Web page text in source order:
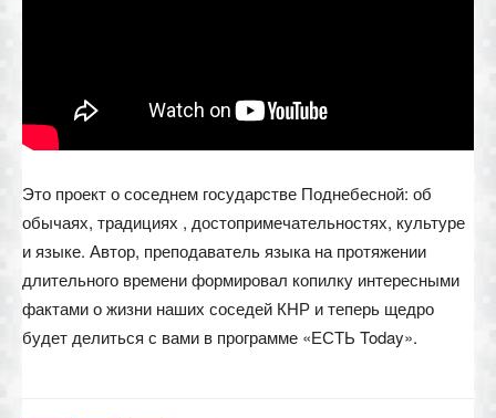
Это проект о соседнем государстве Поднебесной: об
обычаях, традициях , достопримечательностях, культуре
и языке. Автор, преподаватель языка на протяжении
длительного времени формировал копилку интересными
фактами о жизни наших соседей КНР и теперь щедро
будет делиться с вами в программе «ЕСТЬ Today».